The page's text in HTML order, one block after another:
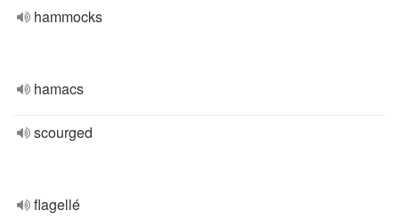
hammocks
hamacs
scourged
flagellé